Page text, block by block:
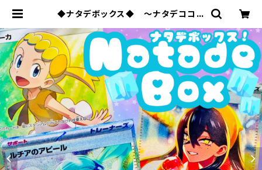
◆ナタデボックス◆ 〜ナタデココオ
専門店ナタデココ